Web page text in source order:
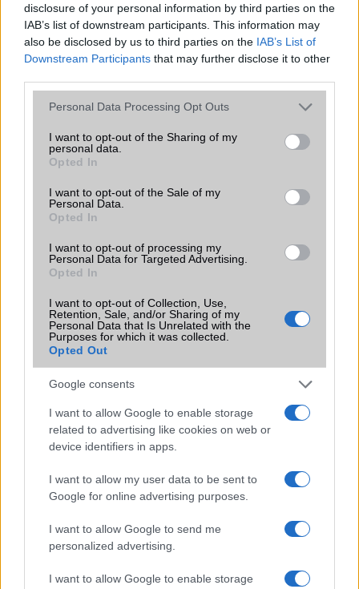
disclosure of your personal information by third parties on the
IAB’s list of downstream participants. This information may
also be disclosed by us to third parties on the IAB’s List of
Downstream Participants that may further disclose it to other
Please note that this website/app uses one or more Google
not limited to your visit or usage behaviour. You may click to
grant or deny consent to Google and its third-party tags to
use your data for below specified purposes in below Google
consent section.
Personal Data Processing Opt Outs
I want to opt-out of the Sharing of my
personal data.
Opted In
I want to opt-out of the Sale of my
Personal Data.
Opted In
I want to opt-out of processing my
Personal Data for Targeted Advertising.
Opted In
I want to opt-out of Collection, Use,
Retention, Sale, and/or Sharing of my
Personal Data that Is Unrelated with the
Purposes for which it was collected.
Opted Out
Google consents
I want to allow Google to enable storage
related to advertising like cookies on web or
device identifiers in apps.
I want to allow my user data to be sent to
Google for online advertising purposes.
I want to allow Google to send me
personalized advertising.
I want to allow Google to enable storage
T9 szótár alkalmazás független szótár
Office alkalmazások alap szolgáltatás
Extrák 32-bit/384kHz audio
EGYÉB
Vibra jelzés
SIM típus eSIM
SIM-ek száma
Flight mode Van
Funkciók HDR10+
Brand összehajtható képernyõ
Védelem IP48
SAR
1,22
N/A = Nincs adat. Legutóbbi frissítés: 2026-07-13 19:00:00
Új és Használt GSM kiemelt ajánlatok